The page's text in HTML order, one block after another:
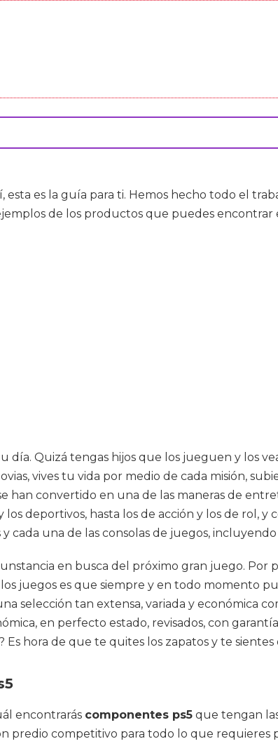
esta es la guía para ti. Hemos hecho todo el
de los productos que puedes encontrar
Quizá tengas hijos que los jueguen y los
vives tu vida por medio de cada misión,
han convertido en una de las maneras de
deportivos, hasta los de acción y los de rol,
cada una de las consolas de juegos,
en busca del próximo gran juego. Por
los juegos es que siempre y en todo
selección tan extensa, variada y económica
en perfecto estado, revisados, con
hora de que te quites los zapatos y te
encontrarás componentes ps5 que tengan
predio competitivo para todo lo que requieres